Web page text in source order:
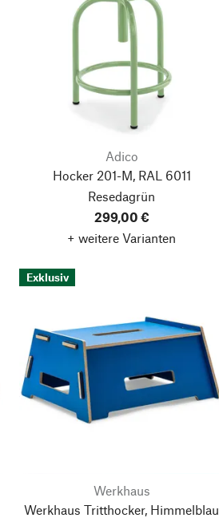
Adico
Hocker 201-M, RAL 6011
Resedagrün
299,00 €
+ weitere Varianten
Exklusiv
Werkhaus
Werkhaus Tritthocker, Himmelblau